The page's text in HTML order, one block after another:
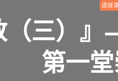
證道
（三）
第一堂